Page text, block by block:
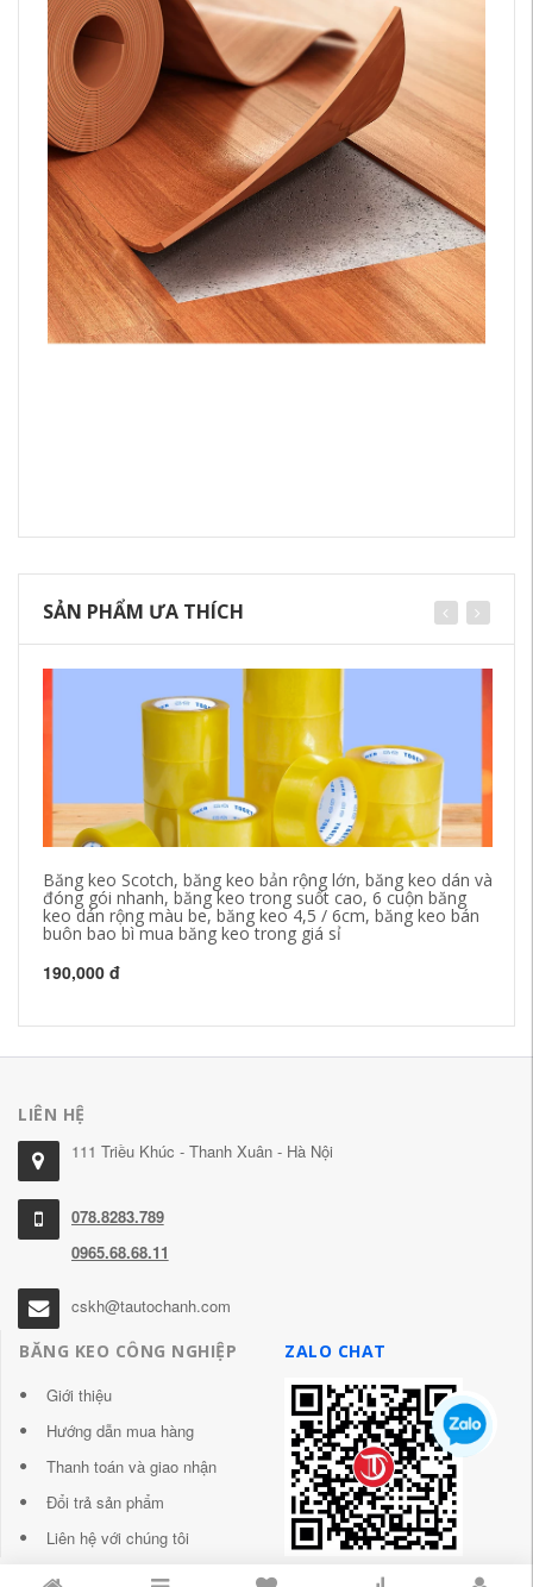
SẢN PHẨM ƯA THÍCH
Băng keo Scotch, băng keo bản rộng lớn, băng keo dán và
đóng gói nhanh, băng keo trong suốt cao, 6 cuộn băng
keo dán rộng màu be, băng keo 4,5 / 6cm, băng keo bán
buôn bao bì mua băng keo trong giá sỉ
190,000 đ
LIÊN HỆ
111 Triều Khúc - Thanh Xuân - Hà Nội
078.8283.789
0965.68.68.11
cskh@tautochanh.com
BĂNG KEO CÔNG NGHIỆP
Giới thiệu
Hướng dẫn mua hàng
Thanh toán và giao nhận
Đổi trả sản phẩm
Liên hệ với chúng tôi
ZALO CHAT